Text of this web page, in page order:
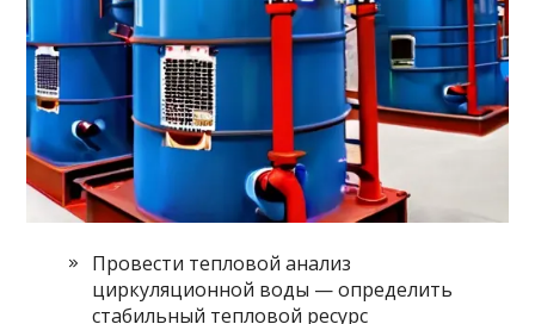
Провести тепловой анализ
циркуляционной воды — определить
стабильный тепловой ресурс